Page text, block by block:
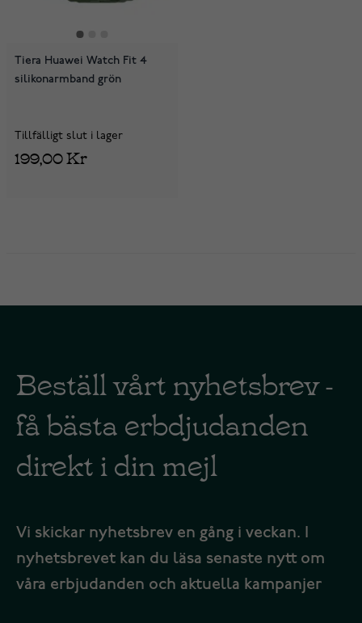
Tiera Huawei Watch Fit 4
silikonarmband grön
Tillfälligt slut i lager
199,00 Kr
Beställ vårt nyhetsbrev -
få bästa erbdjudanden
direkt i din mejl
Vi skickar nyhetsbrev en gång i veckan. I
nyhetsbrevet kan du läsa senaste nytt om
våra erbjudanden och aktuella kampanjer